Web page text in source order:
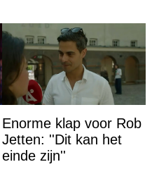
Enorme klap voor Rob
Jetten: ''Dit kan het
einde zijn''